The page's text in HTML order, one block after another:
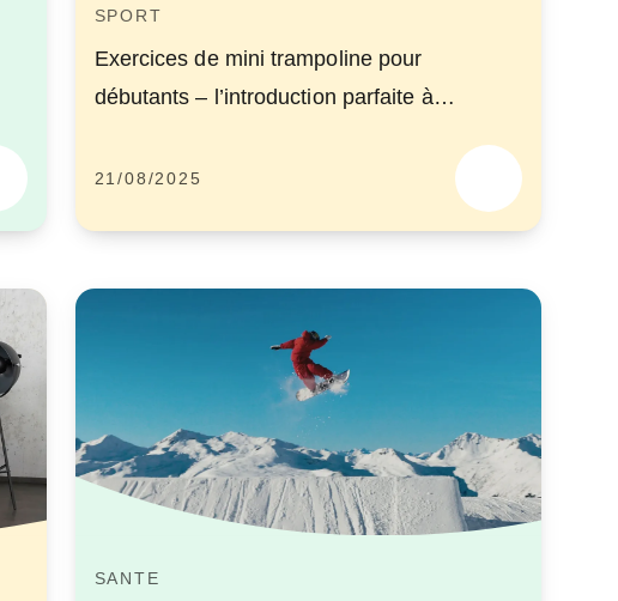
SPORT
Exercices de mini trampoline pour
débutants – l’introduction parfaite à
21/08/2025
SANTE